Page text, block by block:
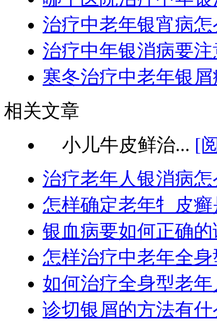
治疗中老年银宵病
治疗中年银消病要
寒冬治疗中老年银
相关文章
小儿牛皮鲜治... [
治疗老年人银消病
怎样确定老年牜皮
银血病要如何正确的
怎样治疗中老年全
如何治疗全身型老
诊切银屑的方法有什